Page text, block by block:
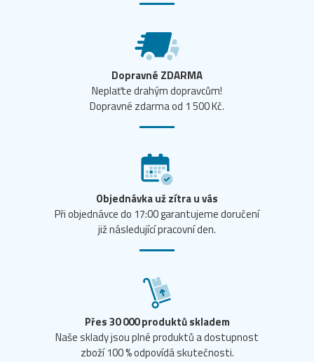
Dopravné ZDARMA
Neplaťte drahým dopravcům!
Dopravné zdarma od 1 500 Kč.
Objednávka už zítra u vás
Při objednávce do 17:00 garantujeme doručení
již následující pracovní den.
Přes 30 000 produktů skladem
Naše sklady jsou plné produktů a dostupnost
zboží 100 % odpovídá skutečnosti.